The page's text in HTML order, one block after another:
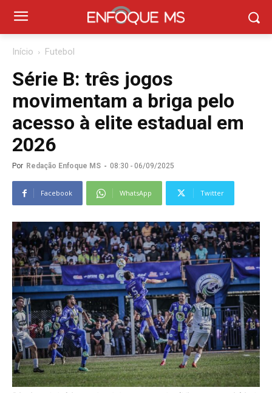
Início Futebol
Série B: três jogos
movimentam a briga pelo
acesso à elite estadual em
2026
Por Redação Enfoque MS - 08:30 - 06/09/2025
Facebook WhatsApp Twitter